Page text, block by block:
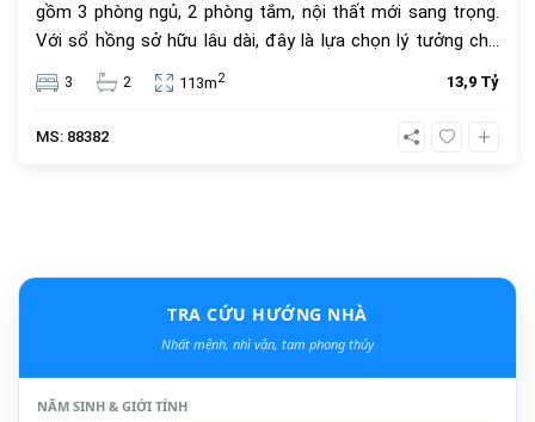
gồm 3 phòng ngủ, 2 phòng tắm, nội thất mới sang trọng.
Với sổ hồng sở hữu lâu dài, đây là lựa chọn lý tưởng cho
an cư và đầu tư. Giá bán 13.9 tỷ đồng, vị trí trung tâm, tiện
ích đầy đủ.
3 2 113m2 13,9 Tỷ
MS: 88382
TRA CỨU HƯỚNG NHÀ
Nhất mệnh, nhì vận, tam phong thủy
NĂM SINH & GIỚI TÍNH